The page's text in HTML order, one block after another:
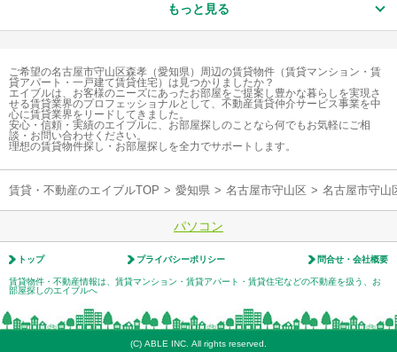
もっと見る
ご希望の名古屋市守山区森孝（愛知県）周辺の賃貸物件（賃貸マンション・賃
貸アパート・一戸建て賃貸住宅）は見つかりましたか？
エイブルは、お客様のニーズにあったお部屋をご提案し豊かな暮らしを実現さ
せる賃貸業界のプロフェッショナルとして、不動産賃貸仲介サービス事業を中
心に賃貸業界をリードしてきました。
安心・信頼・実績のエイブルに、お部屋探しのことなら何でもお気軽にご相
談・お問い合わせください。
理想の賃貸物件探し・お部屋探しを全力でサポートします。
賃貸・不動産のエイブルTOP > 愛知県 > 名古屋市守山区 > 名古屋市守山
パソコン
トップ プライバシーポリシー 問合せ・会社概要
賃貸物件・不動産情報は、賃貸マンション・賃貸アパート・賃貸住宅などの不動産を扱う、お
部屋探しのエイブルへ
(C) ABLE INC. All rights reserved.